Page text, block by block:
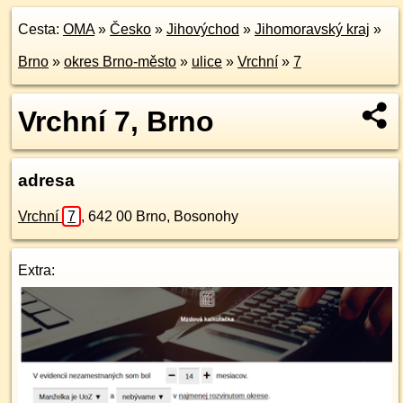
Cesta: OMA» Česko » Jihovýchod » Jihomoravský kraj »
Brno » okres Brno-město » ulice » Vrchní » 7
Vrchní 7, Brno
adresa
Vrchní 7 , 642 00 Brno, Bosonohy
Extra: